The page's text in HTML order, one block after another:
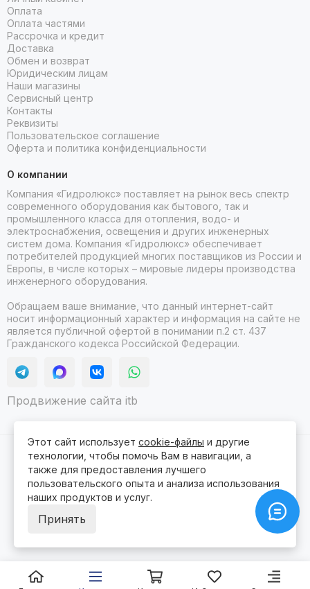
Оплата
Оплата частями
Рассрочка и кредит
Доставка
Обмен и возврат
Юридическим лицам
Наши магазины
Сервисный центр
Контакты
Реквизиты
Пользовательское соглашение
Оферта и политика конфиденциальности
О компании
Компания «Гидролюкс» поставляет на рынок весь спектр
современного оборудования как бытового, так и
промышленного класса для отопления, водо- и
электроснабжения, освещения и других инженерных
систем дома. Компания «Гидролюкс» обеспечивает
потребителей продукцией многих поставщиков из России и
Европы, в числе которых – мировые лидеры производства
инженерного оборудования.
Обращаем ваше внимание, что данный интернет-сайт
носит информационный характер и информация на сайте не
является публичной офертой в понимании п.2 ст. 437
Гражданского кодекса Российской Федерации.
Продвижение сайта itb
2026 © Гидролюкс.Карта сайта
Сделано вProSalesдля платформы
Этот сайт использует cookie-файлы и другие
технологии, чтобы помочь Вам в навигации, а
также для предоставления лучшего
пользовательского опыта и анализа использования
наших продуктов и услуг.
Принять